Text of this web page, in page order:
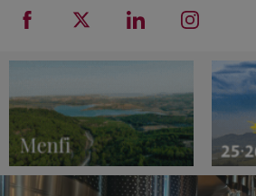
DICONO DI NOI